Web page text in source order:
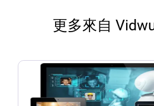
更多來自